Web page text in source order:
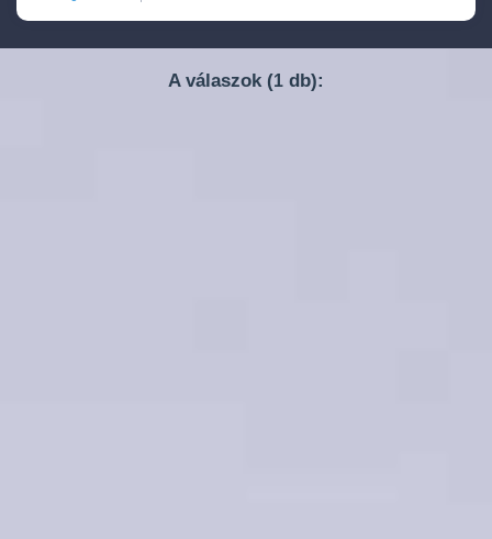
A válaszok (1 db):